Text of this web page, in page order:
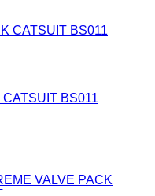
BS011